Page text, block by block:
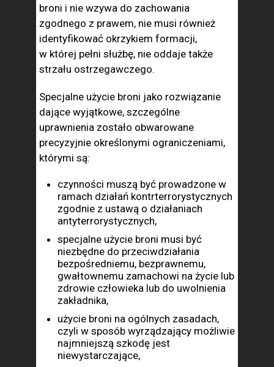
broni i nie wzywa do zachowania
zgodnego z prawem, nie musi również
identyfikować okrzykiem formacji,
w której pełni służbę, nie oddaje także
strzału ostrzegawczego.
Specjalne użycie broni jako rozwiązanie
dające wyjątkowe, szczególne
uprawnienia zostało obwarowane
precyzyjnie określonymi ograniczeniami,
którymi są:
czynności muszą być prowadzone w
ramach działań kontrterrorystycznych
zgodnie z ustawą o działaniach
antyterrorystycznych,
specjalne użycie broni musi być
niezbędne do przeciwdziałania
bezpośredniemu, bezprawnemu,
gwałtownemu zamachowi na życie lub
zdrowie człowieka lub do uwolnienia
zakładnika,
użycie broni na ogólnych zasadach,
czyli w sposób wyrządzający możliwie
najmniejszą szkodę jest
niewystarczające,